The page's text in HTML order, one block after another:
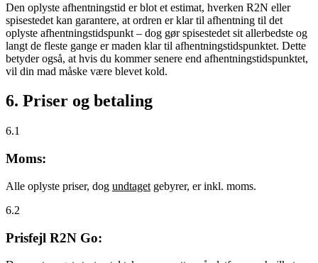
Den oplyste afhentningstid er blot et estimat, hverken R2N eller
spisestedet kan garantere, at ordren er klar til afhentning til det
oplyste afhentningstidspunkt – dog gør spisestedet sit allerbedste og
langt de fleste gange er maden klar til afhentningstidspunktet. Dette
betyder også, at hvis du kommer senere end afhentningstidspunktet,
vil din mad måske være blevet kold.
6. Priser og betaling
6.1
Moms:
Alle oplyste priser, dog undtaget gebyrer, er inkl. moms.
6.2
Prisfejl R2N Go: